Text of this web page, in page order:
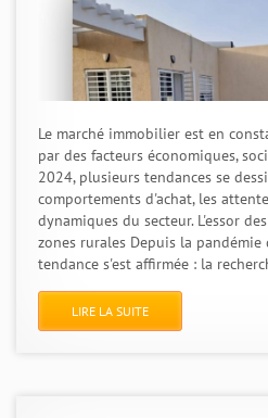
Le marché immobilier est en
par des facteurs économiques,
2024, plusieurs tendances se
comportements d'achat, les
dynamiques du secteur. L'essor
zones rurales Depuis la
tendance s'est affirmée : la
LIRE LA SUITE